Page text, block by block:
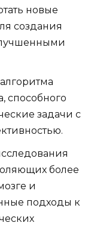
новые
создания
способного
задачи с
более
и
подходы к